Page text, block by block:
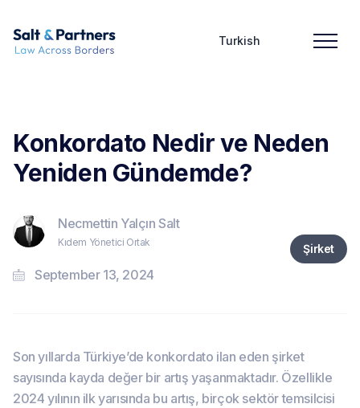
Turkish
Konkordato Nedir ve Neden
Yeniden Gündemde?
Necmettin Yalçın Salt
Kıdem Yönetici Ortak
September 13, 2024
Şirket
Son yıllarda Türkiye’de konkordato ilan eden şirket
sayısında kayda değer bir artış yaşanmaktadır. Özellikle
2024 yılının ilk yarısında bu artış, birçok sektör temsilcisi